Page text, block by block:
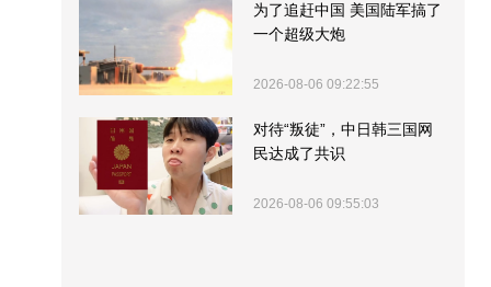
为了追赶中国 美国陆军搞了
一个超级大炮
2026-08-06 09:22:55
对待“叛徒”，中日韩三国网
民达成了共识
2026-08-06 09:55:03